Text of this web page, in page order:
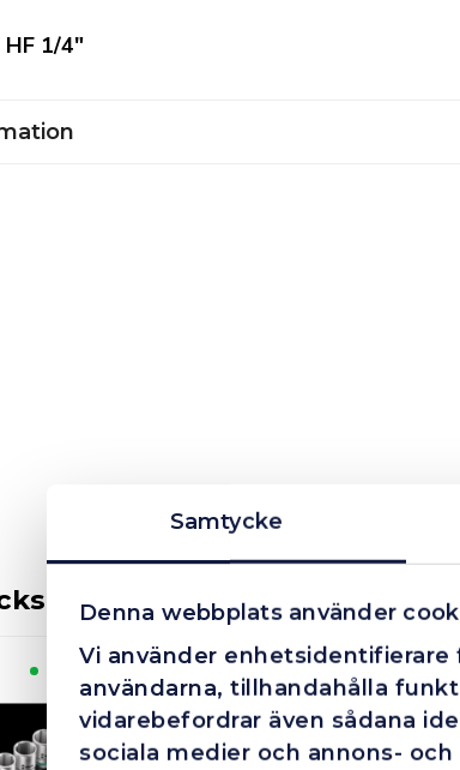
Samtycke
Denna webbplats använder
Vi använder
användarna, tillhandahålla
vidarebefordrar även sådana
sociala medier och annons-
1/4″
gillar …